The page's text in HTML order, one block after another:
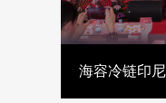
海容冷链印